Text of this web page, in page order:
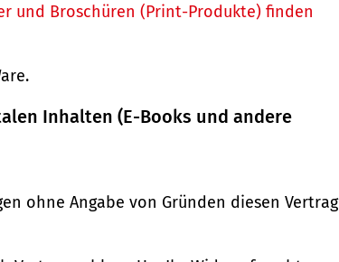
und Broschüren (Print-Produkte) finden
Inhalten (E-Books und andere
ohne Angabe von Gründen diesen Vertrag